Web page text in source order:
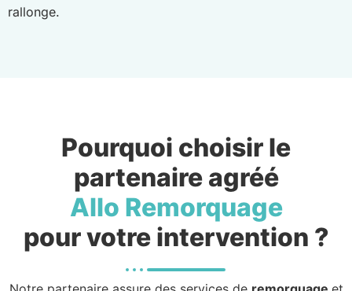
rallonge.
Pourquoi choisir le
partenaire agréé
Allo Remorquage
pour votre intervention ?